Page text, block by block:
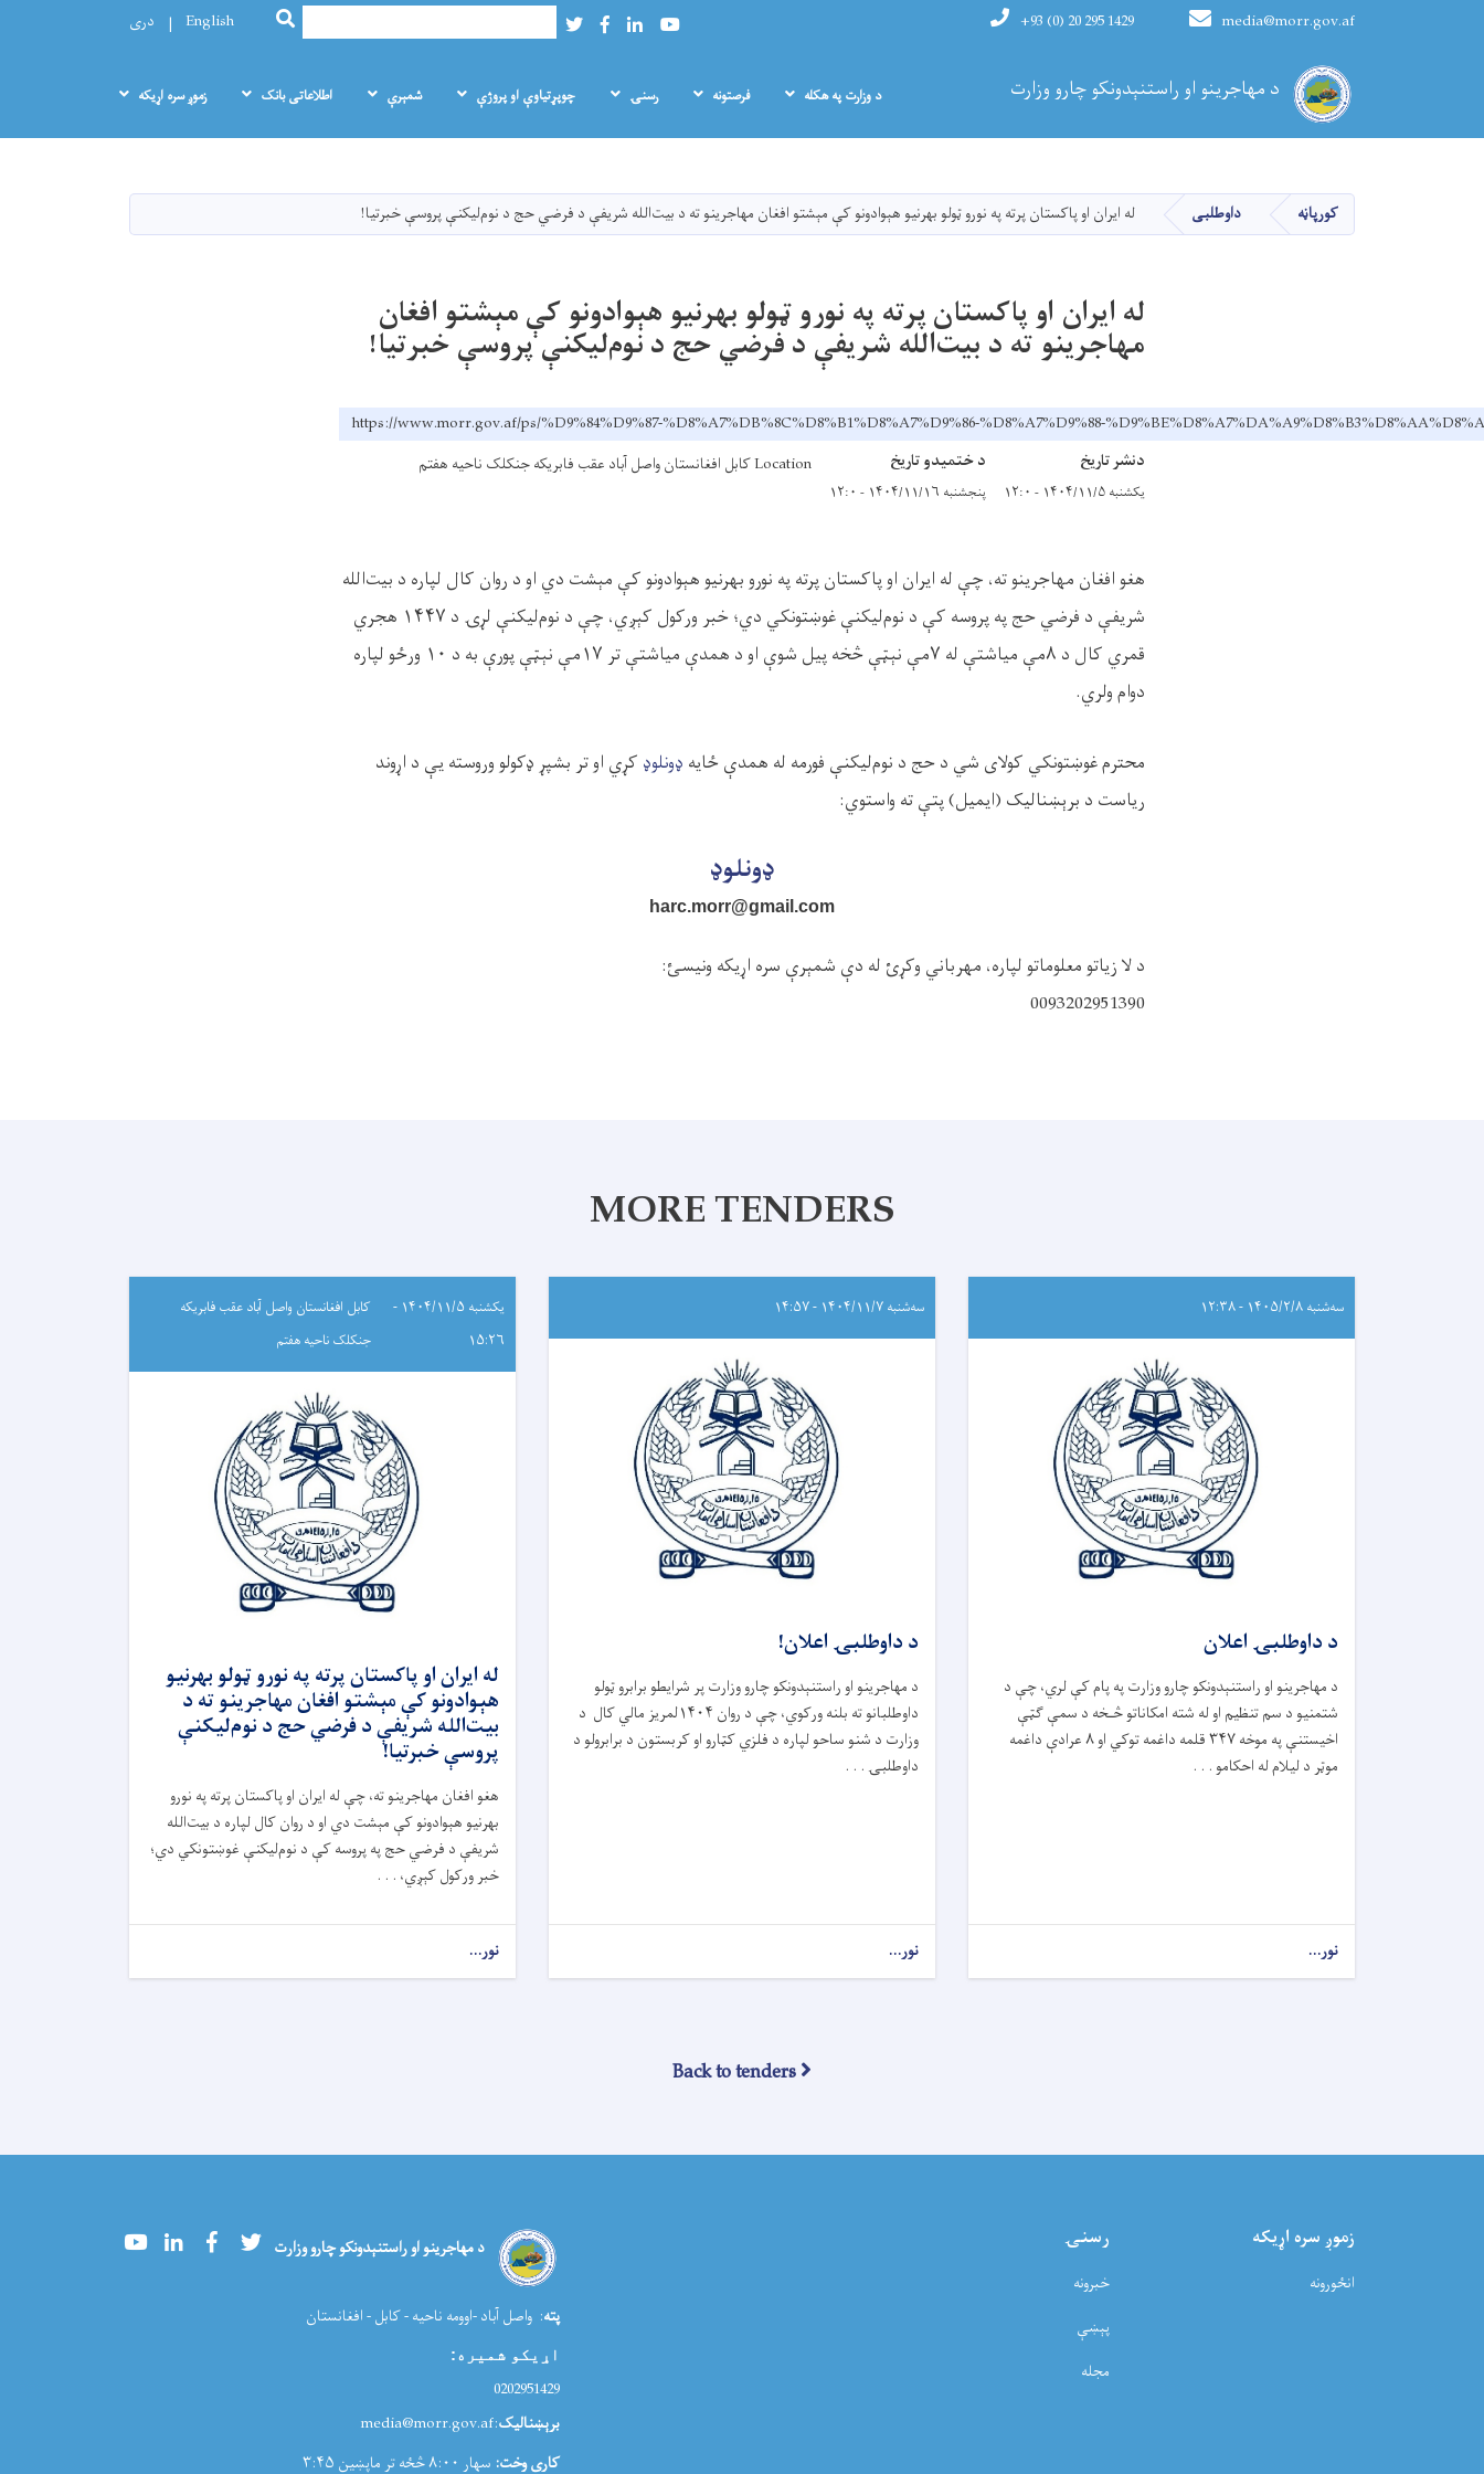
main
content
د مهاجرینو او راستنېدونکو چارو وزارت
media@morr.gov.af
+93 (0) 20 295 1429
Youtube
LinkedIn
Facebook
Twitter
لټون SEARCH
English دری
Main navigation
د وزارت په هکله فرصتونه رسنۍ چوپړتیاوې او پروژې شمېرې اطلاعاتی بانک زموږ سره اړيکه
کورپاڼه داوطلبی له ایران او پاکستان پرته په نورو ټولو بهرنیو هېوادونو کې مېشتو افغان مهاجرینو ته د بیت‌الله شریفې د فرضي حج د نوم‌لیکنې پروسې خبرتیا!
له ایران او پاکستان پرته په نورو ټولو بهرنیو هېوادونو کې مېشتو افغان
مهاجرینو ته د بیت‌الله شریفې د فرضي حج د نوم‌لیکنې پروسې خبرتیا!
https://www.morr.gov.af/ps/%D9%84%D9%87-%D8%A7%DB%8C%D8%B1%D8%A7%D9%86-%D8%A7%D9%88-
دنشر تاریخ
یکشنبه ۱۴۰۴/۱۱/۵ - ۱۲:۰
د ختمیدو تاریخ
پنجشنبه ۱۴۰۴/۱۱/۱۶ - ۱۲:۰
Location کابل افغانستان واصل آباد عقب فابریکه جنکلک ناحیه هفتم
هغو افغان مهاجرینو ته، چې له ایران او پاکستان پرته په نورو بهرنیو هېوادونو کې مېشت دي او د روان کال لپاره د بیت‌الله
شریفې د فرضي حج په پروسه کې د نوم‌لیکنې غوښتونکي دي؛ خبر ورکول کېږي، چې د نوم‌لیکنې لړۍ د ۱۴۴۷ هجري
قمري کال د ۸مې میاشتې له ۷مې نېټې څخه پیل شوې او د همدې میاشتې تر ۱۷مې نېټې پورې به د ۱۰ ورځو لپاره
دوام ولري.
محترم غوښتونکي کولای شي د حج د نوم‌لیکنې فورمه له همدې ځایه ډونلوډ کړي او تر بشپړ ډکولو وروسته یې د اړوند
ریاست د برېښنالیک (ایمیل) پتې ته واستوي:
ډونلوډ
harc.morr@gmail.com
د لا زیاتو معلوماتو لپاره، مهرباني وکړئ له دې شمېرې سره اړیکه ونیسئ:
0093202951390
MORE TENDERS
سه‌شنبه ۱۴۰۵/۲/۸ - ۱۲:۳۸
د داوطلبۍ اعلان
د مهاجرینو او راستنېدونکو چارو وزارت په پام کې لري، چې د
شتمنیو د سم تنظیم او له شته امکاناتو څـخه د سمې ګټې
اخیستنې په موخه ۳۴۷ قلمه داغمه توکي او ۸ عرادې داغمه
موټر د لیلام له احکامو . . .
نور...
سه‌شنبه ۱۴۰۴/۱۱/۷ - ۱۴:۵۷
د داوطلبۍ اعلان!
د مهاجرینو او راستنېدونکو چارو وزارت پر شرایطو برابرو ټولو
داوطلبانو ته بلنه ورکوي، چې د روان ۱۴۰۴لمریز مالي کال د
وزارت د شنو ساحو لپاره د فلزي کټارو او کربستون د برابرولو د
داوطلبۍ . . .
نور...
یکشنبه ۱۴۰۴/۱۱/۵ -
۱۵:۲۶
کابل افغانستان واصل آباد عقب فابریکه
جنکلک ناحیه هفتم
له ایران او پاکستان پرته په نورو ټولو بهرنیو
هېوادونو کې مېشتو افغان مهاجرینو ته د
بیت‌الله شریفې د فرضي حج د نوم‌لیکنې
پروسې خبرتیا!
هغو افغان مهاجرینو ته، چې له ایران او پاکستان پرته په نورو
بهرنیو هېوادونو کې مېشت دي او د روان کال لپاره د بیت‌الله
شریفې د فرضي حج په پروسه کې د نوم‌لیکنې غوښتونکي دي؛
خبر ورکول کېږي، . . .
نور...
Back to tenders
زموږ سره اړيکه
انځورونه
رسنۍ
خبرونه
پېښې
مجله
د مهاجرینو او راستنېدونکو چارو وزارت YoutubeLinkedInFacebookTwitter
پته: واصل آباد -اوومه ناحیه - کابل - افغانستان
اړیکو شمیره:
0202951429
برېښنالیک:media@morr.gov.af
کاری وخت: سهار ۸:۰۰ څځه تر ماپښین ۳:۴۵